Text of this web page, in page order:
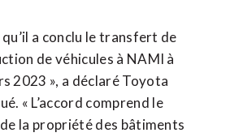
a conclu le transfert de
de véhicules à NAMI à
2023 », a déclaré Toyota
« L’accord comprend le
la propriété des bâtiments